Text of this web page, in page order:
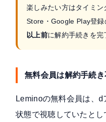
楽しみたい方はタイミ
Store・Google Play登録
以上前に解約手続きを完
無料会員は解約手続き
Leminoの無料会員は、
状態で視聴していたと